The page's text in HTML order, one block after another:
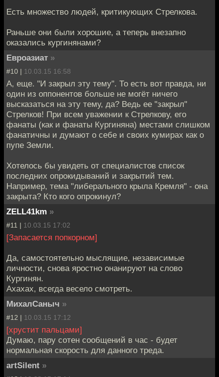
Есть множество людей, критикующих Стрелкова.
Раньше они были хорошие, а теперь внезапно
оказались кургинянами?
Евроазиат »
#10 | 10.03.15 16:58
А, еще. "И закрыл эту тему". То есть вот правда, ни
один из оппонентов больше не могёт ничего
высказаться на эту тему, да? Ведь ее "закрыл"
Стрелков! При всем уважении к Стрелкову, его
фанаты (как и фанаты Кургиняна) местами слишком
фанатичны и думают о себе и своих кумирах как о
пупе Земли.
Хотелось бы увидеть от специалистов список
последних опрокидываний и закрытий тем.
Например, тема "либерального крыла Кремля" - она
закрыта? Кто кого опрокинул?
ZELL41km »
#11 | 10.03.15 17:02
[Запасается попкорном]
Да, самостоятельно мыслящие, независимые
личности, снова яростно онанируют на слово
Кургинян.
Ахахах, всегда весело смотреть.
МихалСаныч »
#12 | 10.03.15 17:12
[хрустит пальцами]
Думаю, пару сотен сообщений в час - будет
нормальная скорость для данного треда.
artSilent »